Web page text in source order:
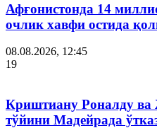
Афғонистонда 14
очлик хавфи остида
08.08.2026, 12:45
19
Криштиану Роналду ва
тўйини Мадейрада